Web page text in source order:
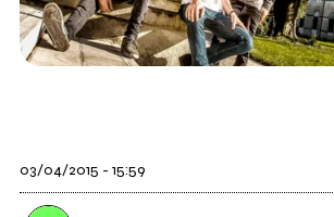
03/04/2015 - 15:59